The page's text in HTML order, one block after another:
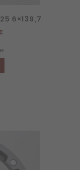
6×139,7
Aktueller
ist: